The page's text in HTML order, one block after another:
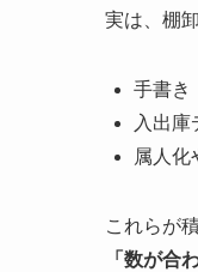
実は、棚
手書き
入出庫
属人化
これらが
「数が合